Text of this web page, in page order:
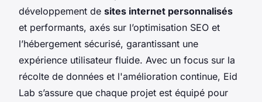
développement de sites internet personnalisés
et performants, axés sur l’optimisation SEO et
l’hébergement sécurisé, garantissant une
expérience utilisateur fluide. Avec un focus sur la
récolte de données et l'amélioration continue, Eid
Lab s’assure que chaque projet est équipé pour